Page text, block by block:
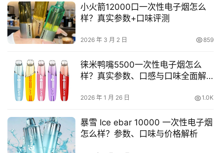
一
次
性
电
烟
电
子
烟
评
测
小火箭12000口一次性电子烟怎么
样？真实参数+口味评测
2026 年 3 月 2 日 859
徕米鸭嘴5500一次性电子烟怎么
样？真实参数、口感与口味全面解
2026 年 1 月 26 日 1.0K
暴雪 Ice ebar 10000 一次性电子烟
怎么样？参数、口味与价格解析